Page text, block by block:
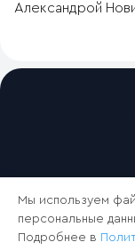
Александрой
Мы используем
персональные
Подробнее в